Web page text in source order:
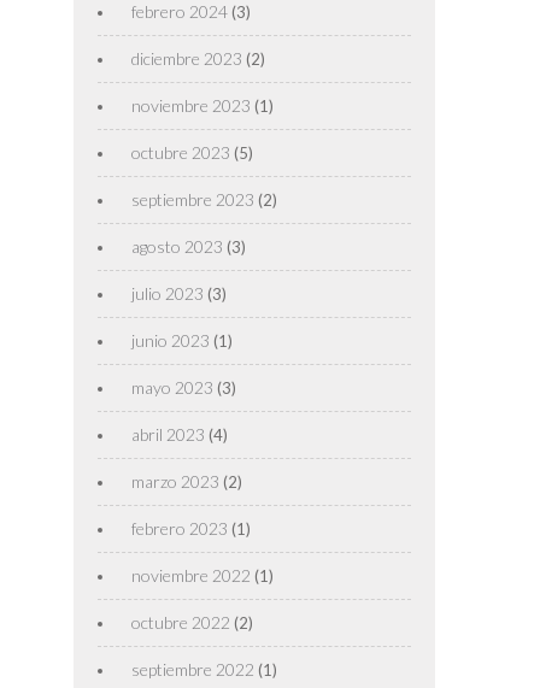
febrero 2024 (3)
diciembre 2023 (2)
noviembre 2023 (1)
octubre 2023 (5)
septiembre 2023 (2)
agosto 2023 (3)
julio 2023 (3)
junio 2023 (1)
mayo 2023 (3)
abril 2023 (4)
marzo 2023 (2)
febrero 2023 (1)
noviembre 2022 (1)
octubre 2022 (2)
septiembre 2022 (1)